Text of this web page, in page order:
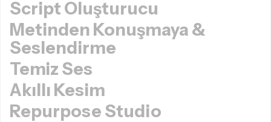
Script Oluşturucu
Metinden Konuşmaya &
Seslendirme
Temiz Ses
Akıllı Kesim
Repurpose Studio